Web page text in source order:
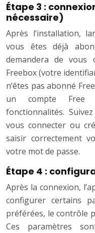
Étape 3 :
nécessaire)
Après l’installation,
vous êtes déjà
demandera de vous
Freebox (votre
n’êtes pas abonné
un compte Free
fonctionnalités.
vous connecter ou
saisir correctement
votre mot de passe.
Étape 4 :
Après la connexion,
configurer certains
préférées, le contrôle
Ces paramètres